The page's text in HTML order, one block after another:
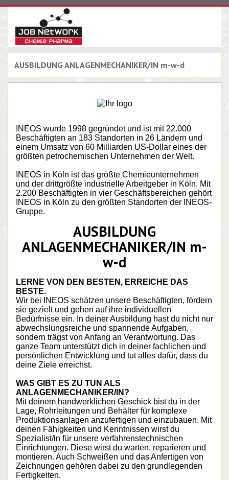
AUSBILDUNG ANLAGENMECHANIKER/IN m-w-d
INEOS wurde 1998 gegründet und ist mit 22.000
Beschäftigten an 183 Standorten in 26 Ländern und
einem Umsatz von 60 Milliarden US-Dollar eines der
größten petrochemischen Unternehmen der Welt.
INEOS in Köln ist das größte Chemieunternehmen
und der drittgrößte industrielle Arbeitgeber in Köln. Mit
2.200 Beschäftigten in vier Geschäftsbereichen gehört
INEOS in Köln zu den größten Standorten der INEOS-
Gruppe.
AUSBILDUNG
ANLAGENMECHANIKER/IN m-
w-d
LERNE VON DEN BESTEN, ERREICHE DAS
BESTE.
Wir bei INEOS schätzen unsere Beschäftigten, fördern
sie gezielt und gehen auf ihre individuellen
Bedürfnisse ein. In deiner Ausbildung hast du nicht nur
abwechslungsreiche und spannende Aufgaben,
sondern trägst von Anfang an Verantwortung. Das
ganze Team unterstützt dich in deiner fachlichen und
persönlichen Entwicklung und tut alles dafür, dass du
deine Ziele erreichst.
WAS GIBT ES ZU TUN ALS
ANLAGENMECHANIKER/IN?
Mit deinem handwerklichen Geschick bist du in der
Lage, Rohrleitungen und Behälter für komplexe
Produktionsanlagen anzufertigen und einzubauen. Mit
deinen Fähigkeiten und Kenntnissen wirst du
Spezialist/in für unsere verfahrenstechnischen
Einrichtungen. Diese wirst du warten, reparieren und
montieren. Auch Schweißen und das Anfertigen von
Zeichnungen gehören dabei zu den grundlegenden
Fertigkeiten.